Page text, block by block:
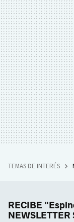
TEMAS DE INTERÉS
RECIBE